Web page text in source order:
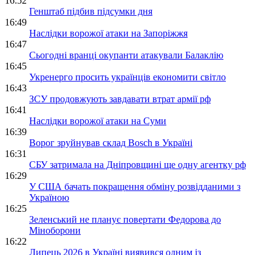
Генштаб підбив підсумки дня
16:49
Наслідки ворожої атаки на Запоріжжя
16:47
Сьогодні вранці окупанти атакували Балаклію
16:45
Укренерго просить українців економити світло
16:43
ЗСУ продовжують завдавати втрат армії рф
16:41
Наслідки ворожої атаки на Суми
16:39
Ворог зруйнував склад Bosch в Україні
16:31
СБУ затримала на Дніпровщині ще одну агентку рф
16:29
У США бачать покращення обміну розвідданими з
Україною
16:25
Зеленський не планує повертати Федорова до
Міноборони
16:22
Липець 2026 в Україні виявився одним із